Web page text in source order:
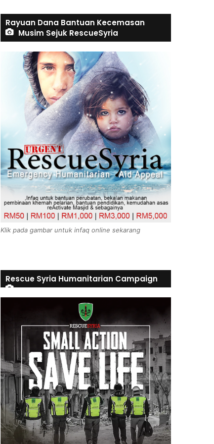
Rayuan Dana Bantuan Kecemasan
Musim Sejuk RescueSyria
Klik pada gambar untuk infaq online sekarang
Rescue Syria Humanitarian Campaign